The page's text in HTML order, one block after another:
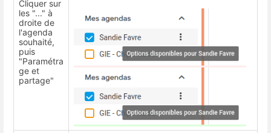
Cliquer sur
les "..." à
droite de
l'agenda
souhaité,
puis
"Paramétra
ge et
partage"